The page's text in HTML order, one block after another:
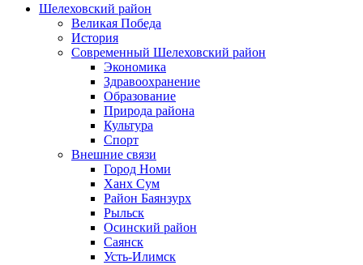
Шелеховский район
Великая Победа
История
Современный Шелеховский район
Экономика
Здравоохранение
Образование
Природа района
Культура
Спорт
Внешние связи
Город Номи
Ханх Сум
Район Баянзурх
Рыльск
Осинский район
Саянск
Усть-Илимск